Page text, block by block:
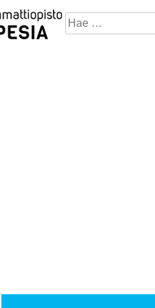
Hae
sivustosta